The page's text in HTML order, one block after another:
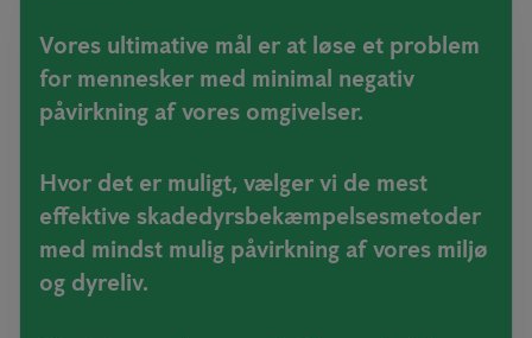
Vores ultimative mål er at løse et problem
for mennesker med minimal negativ
påvirkning af vores omgivelser.
Hvor det er muligt, vælger vi de mest
effektive skadedyrsbekæmpelsesmetoder
med mindst mulig påvirkning af vores miljø
og dyreliv.